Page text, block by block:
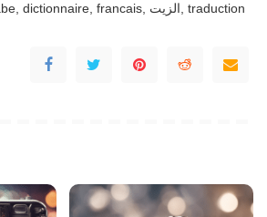
Mots clés : cafard, arabe, dictionnaire, francais, الزيت, traduction